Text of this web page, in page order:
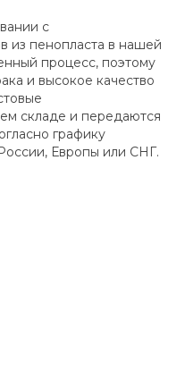
с
из пенопласта в нашей
процесс, поэтому
и высокое качество
складе и передаются
графику
Европы или СНГ.